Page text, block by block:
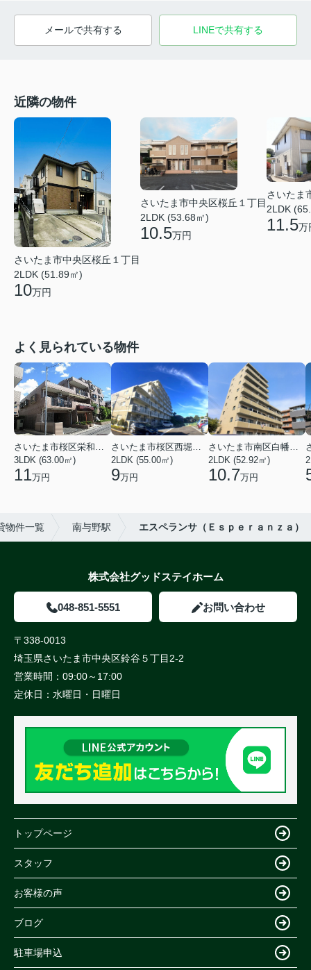
メールで共有する LINEで共有する
近隣の物件
さいたま市中央区桜丘１丁目
2LDK (51.89㎡)
10万円
さいたま市中央区桜丘１丁目
2LDK (53.68㎡)
10.5万円
さいたま
2LDK
11.5万
よく見られている物件
3LDK (63.00㎡)
11万円
2LDK (55.00㎡)
9万円
2LDK (52.92㎡)
10.7万円
物件一覧 南与野駅 エスペランサ（Ｅｓｐｅｒａｎｚａ）
株式会社グッドステイホーム
048-851-5551 お問い合わせ
〒338-0013
埼玉県さいたま市中央区鈴谷５丁目2-2
営業時間： 09:00～17:00
定休日： 水曜日・日曜日
トップページ
スタッフ
お客様の声
ブログ
駐車場申込